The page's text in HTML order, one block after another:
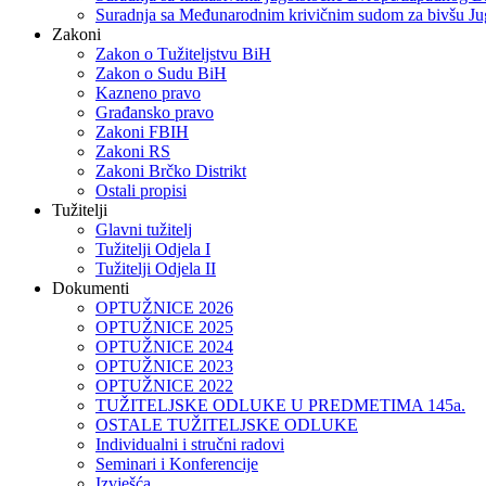
Suradnja sa Međunarodnim krivičnim sudom za bivšu
Zakoni
Zakon o Тužiteljstvu BiH
Zakon o Sudu BiH
Kazneno pravo
Građansko pravo
Zakoni FBIH
Zakoni RS
Zakoni Brčko Distrikt
Ostali propisi
Tužitelji
Glavni tužitelj
Tužitelji Odjela I
Tužitelji Odjela II
Dokumenti
OPTUŽNICE 2026
OPTUŽNICE 2025
OPTUŽNICE 2024
OPTUŽNICE 2023
OPTUŽNICE 2022
TUŽITELJSKE ODLUKE U PREDMETIMA 145a.
OSTALE TUŽITELJSKE ODLUKE
Individualni i stručni radovi
Seminari i Konferencije